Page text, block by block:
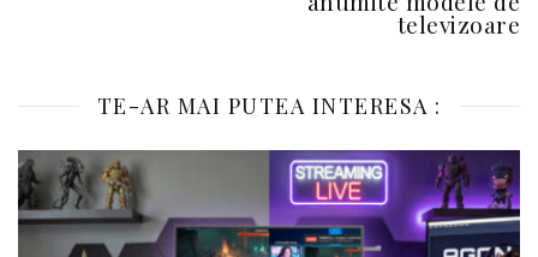
televizoare
TE-AR MAI PUTEA INTERESA :